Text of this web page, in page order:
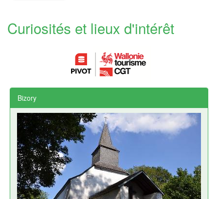
Curiosités et lieux d'intérêt
Bizory